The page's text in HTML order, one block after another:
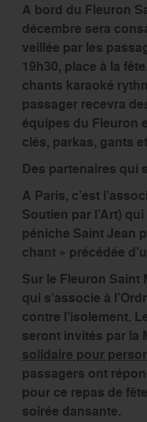
A bord du Fleuron
décembre sera
veillée par les
19h30, place à la
chants karaoké
passager recevra
équipes du Fleuron
clés, parkas, gants
Des partenaires qui
A Paris, c’est
Soutien par l’Art)
péniche Saint Jean
chant » précédée
Sur le Fleuron Saint
qui s’associe à
contre l’isolement.
seront invités par la
solidaire pour
passagers ont
pour ce repas de
soirée dansante.